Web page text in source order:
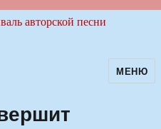
авторскойМЕНЮ